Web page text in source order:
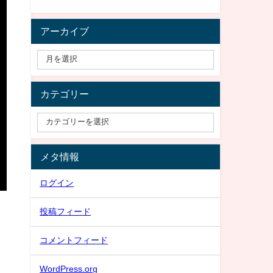
アーカイブ
カテゴリー
メタ情報
ログイン
投稿フィード
コメントフィード
WordPress.org